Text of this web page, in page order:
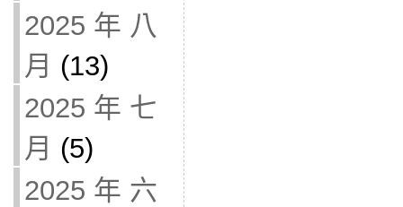
2025 年 八
月 (13)
2025 年 七
月 (5)
2025 年 六